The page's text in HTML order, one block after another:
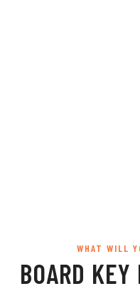
WHAT WILL
BOARD